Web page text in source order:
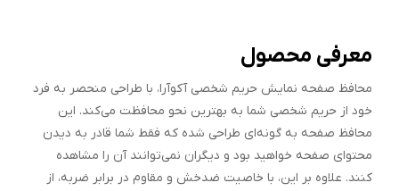
معرفی محصول
محافظ صفحه نمایش حریم شخصی آکوآرا، با طراحی منحصر به فرد
خود از حریم شخصی شما به بهترین نحو محافظت می‌کند. این
محافظ صفحه به گونه‌ای طراحی شده که فقط شما قادر به دیدن
محتوای صفحه خواهید بود و دیگران نمی‌توانند آن را مشاهده
کنند. علاوه بر این، با خاصیت ضدخش و مقاوم در برابر ضربه، از